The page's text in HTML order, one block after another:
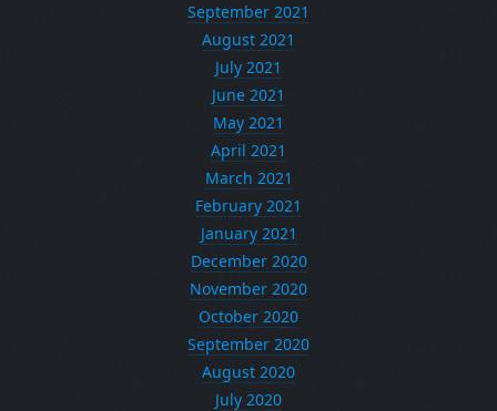
September 2021
August 2021
July 2021
June 2021
May 2021
April 2021
March 2021
February 2021
January 2021
December 2020
November 2020
October 2020
September 2020
August 2020
July 2020